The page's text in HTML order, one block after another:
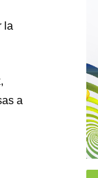
la
a